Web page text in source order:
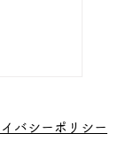
イバシーポリシー